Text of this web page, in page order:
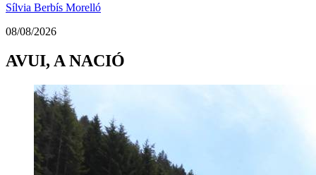
Sílvia Berbís Morelló
08/08/2026
AVUI, A NACIÓ